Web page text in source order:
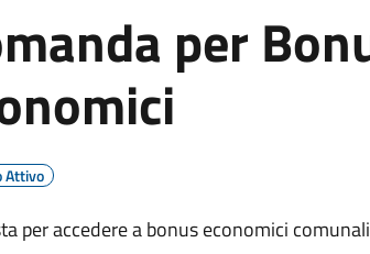
per
Attivo
per accedere a bonus economici